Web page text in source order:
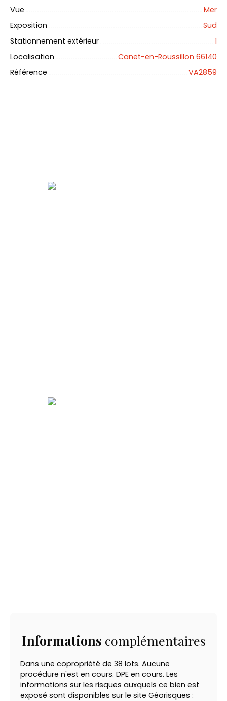
Vue
Mer
Exposition
Sud
Stationnement extérieur
1
Localisation
Canet-en-Roussillon 66140
Référence
VA2859
Informations complémentaires
Dans une copropriété de 38 lots. Aucune
procédure n'est en cours. DPE en cours. Les
informations sur les risques auxquels ce bien est
exposé sont disponibles sur le site Géorisques :